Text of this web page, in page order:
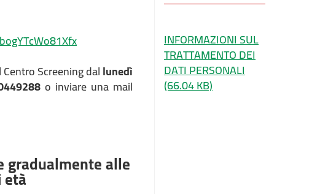
Screening dallunedì
o inviare una mail
gradualmente alle
INFORMAZIONI SUL
TRATTAMENTO DEI
DATI PERSONALI
(66.04 KB)